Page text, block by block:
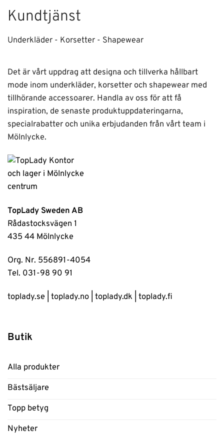
Kundtjänst
Underkläder - Korsetter - Shapewear
Det är vårt uppdrag att designa och tillverka hållbart
mode inom underkläder, korsetter och shapewear med
tillhörande accessoarer. Handla av oss för att få
inspiration, de senaste produktuppdateringarna,
specialrabatter och unika erbjudanden från vårt team i
Mölnlycke.
TopLady Sweden AB
Rådastocksvägen 1
435 44 Mölnlycke
Org. Nr. 556891-4054
Tel. 031-98 90 91
toplady.se toplady.no toplady.dk toplady.fi
Butik
Alla produkter
Bästsäljare
Topp betyg
Nyheter